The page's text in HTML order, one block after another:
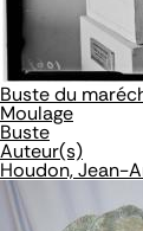
Buste du
Moulage
Buste
Auteur(s)
Houdon, Jean-